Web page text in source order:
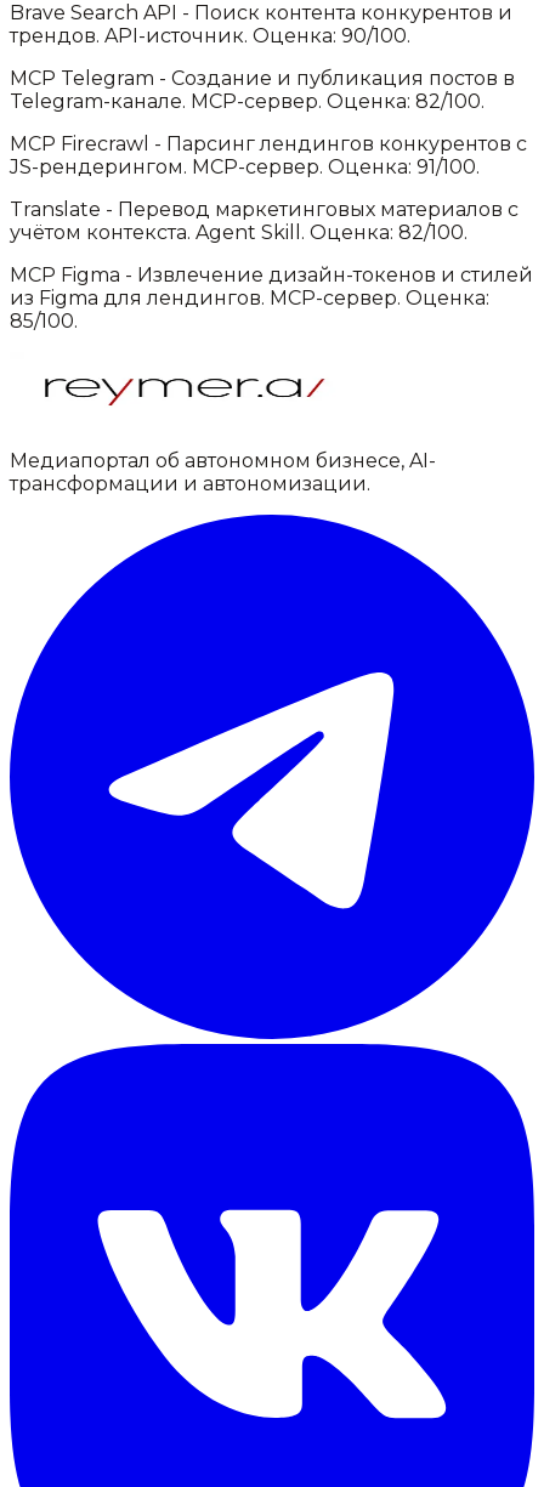
Brave Search API - Поиск контента конкурентов и
трендов. API-источник. Оценка: 90/100.
MCP Telegram - Создание и публикация постов в
Telegram-канале. MCP-сервер. Оценка: 82/100.
MCP Firecrawl - Парсинг лендингов конкурентов с
JS-рендерингом. MCP-сервер. Оценка: 91/100.
Translate - Перевод маркетинговых материалов с
учётом контекста. Agent Skill. Оценка: 82/100.
MCP Figma - Извлечение дизайн-токенов и стилей
из Figma для лендингов. MCP-сервер. Оценка:
85/100.
Медиапортал об автономном бизнесе, AI-
трансформации и автономизации.